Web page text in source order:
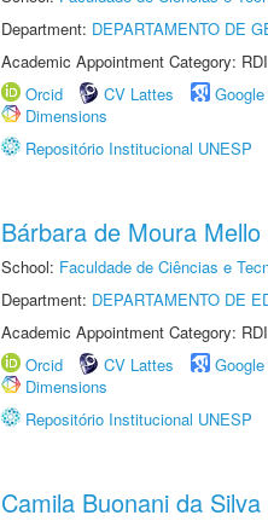
Department: DEPARTAMENTO DE
Academic Appointment Category:
Orcid
CV Lattes
Dimensions
Repositório Institucional UNESP
Bárbara de Moura
School: Faculdade de Ciências e
Department: DEPARTAMENTO DE
Academic Appointment Category:
Orcid
CV Lattes
Dimensions
Repositório Institucional UNESP
Camila Buonani da Silva